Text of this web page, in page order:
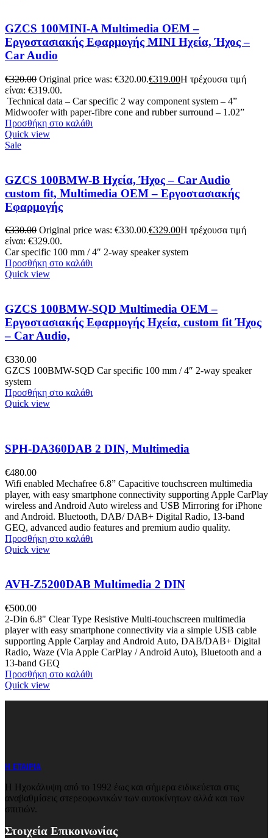
GZCS 100MINI-A Multimedia OEM –
Εργοστασιακής Εφαρμογής MINI Ηχεία, Ήχος –
Car Audio
€320.00 Original price was: €320.00.€319.00Η τρέχουσα τιμή
είναι: €319.00.
Technical data – Car specific 2 way component system – 4”
Midwoofer with paper-fibre cone and rubber surround – 1.02”
Προσθήκη στο καλάθι
Quick view
Sale
GZCS 100BMW-B Ηχεία, Ήχος – Car Audio
custom fit, Multimedia OEM – Εργοστασιακής
Εφαρμογής
€330.00 Original price was: €330.00.€329.00Η τρέχουσα τιμή
είναι: €329.00.
Car specific 100 mm / 4″ 2-way speaker system
Προσθήκη στο καλάθι
Quick view
GZCS 100BMW-SQD Multimedia OEM –
Εργοστασιακής Εφαρμογής Ηχεία, custom fit Ήχος
– Car Audio,
€330.00
GZCS 100BMW-SQD Car specific 100 mm / 4″ 2-way speaker
system
Προσθήκη στο καλάθι
Quick view
SPH-DA360DAB 2 DIN, Multimedia
€480.00
Wifi enabled Mechafree 6.8” Capacitive touchscreen multimedia
player, with easy smartphone connectivity supporting Apple CarPlay
wireless and Android Auto wireless and USB Mirroring for iPhone
and Android. Bluetooth, DAB/ DAB+ Digital Radio, 13-band
GEQ, advanced audio features and premium audio quality.
Προσθήκη στο καλάθι
Quick view
AVH-Z5200DAB Multimedia 2 DIN
€500.00
2-Din 6.8" Clear Type Resistive Multi-touchscreen multimedia
player with easy smartphone connectivity via a simple USB cable
supporting Apple Carplay and Android Auto, DAB/DAB+ Digital
Radio, Waze (Via Apple CarPlay / Android Auto), Bluetooth and a
13-band GEQ
Προσθήκη στο καλάθι
Quick view
Η ΕΤΑΙΡΙΑ
Η Ηχοκάλυψη από το 1992 έως και σήμερα ειδικεύεται στις
αναβαθμίσεις στερεοφωνικών των αυτοκίνητων αλλά και των
σπιτιών.
Στοιχεία Επικοινωνίας